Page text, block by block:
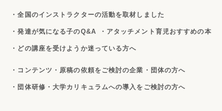
・全国のインストラクターの活動を取材しました
・発達が気になる子のQ&A ・アタッチメント育児おすすめの本
・どの講座を受けようか迷っている方へ
・コンテンツ・原稿の依頼をご検討の企業・団体の方へ
・団体研修・大学カリキュラムへの導入をご検討の方へ